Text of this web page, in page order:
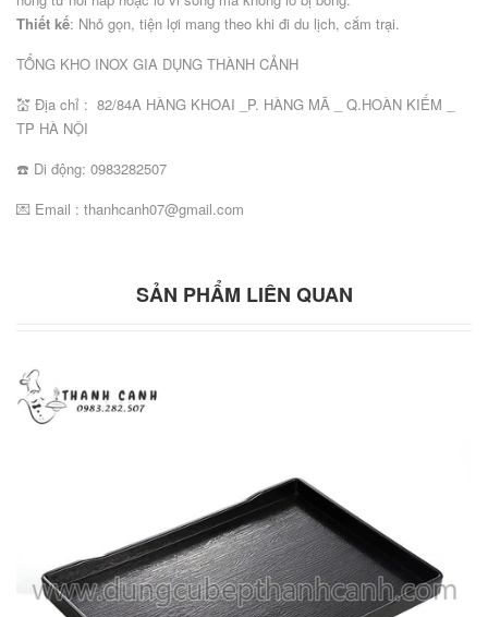
Thiết kế: Nhỏ gọn, tiện lợi mang theo khi đi du lịch, cắm trại.
TỔNG KHO INOX GIA DỤNG THÀNH CẢNH
💒 Địa chỉ : 82/84A HÀNG KHOAI _P. HÀNG MÃ _ Q.HOÀN KIẾM _
TP HÀ NỘI
☎️ Di động: 0983282507
💌 Email : thanhcanh07@gmail.com
SẢN PHẨM LIÊN QUAN